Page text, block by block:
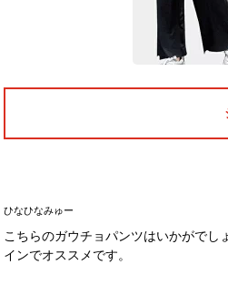
ひなひなみゅー
こちらのガウチョパンツはいかがでし
インでオススメです。